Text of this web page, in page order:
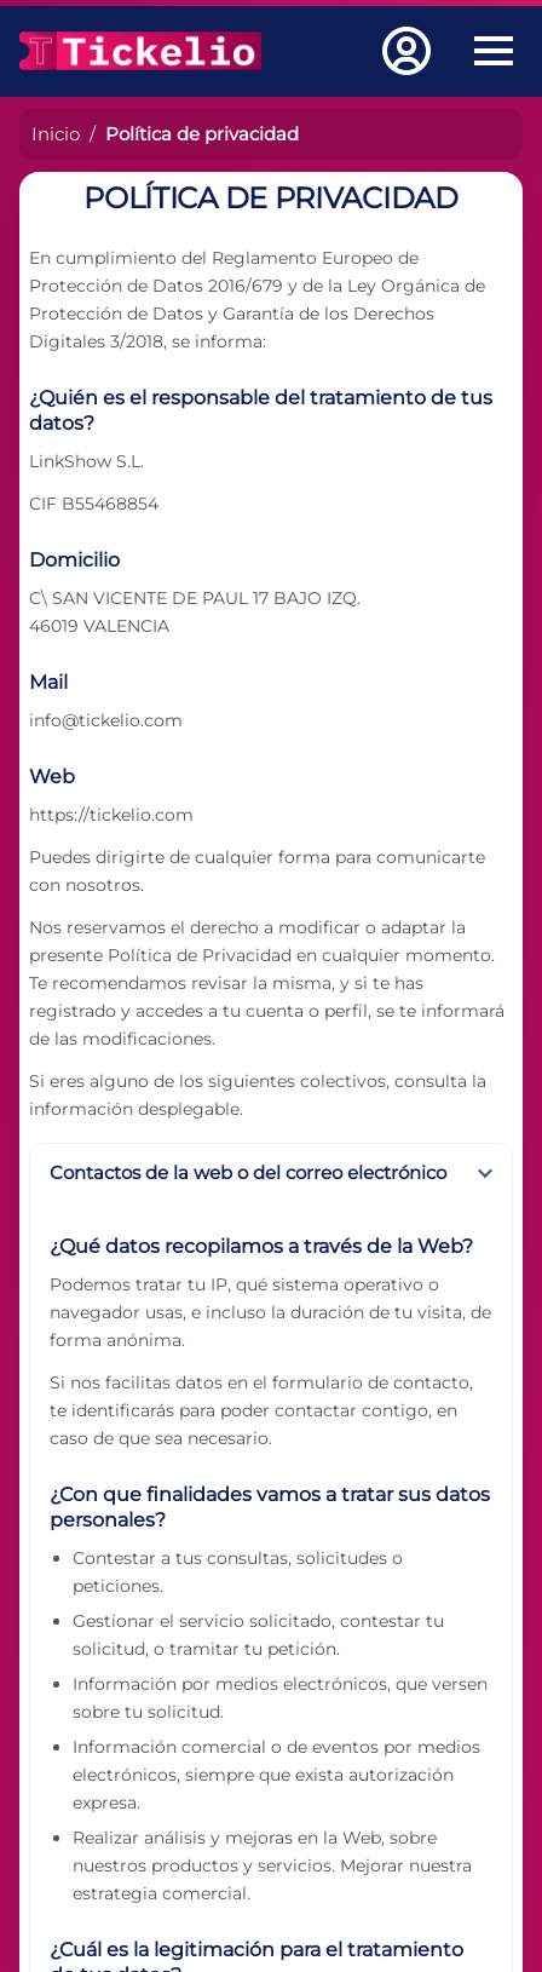
Inicio Política de privacidad
POLÍTICA DE PRIVACIDAD
En cumplimiento del Reglamento Europeo de
Protección de Datos 2016/679 y de la Ley Orgánica de
Protección de Datos y Garantía de los Derechos
Digitales 3/2018, se informa:
¿Quién es el responsable del tratamiento de tus
datos?
LinkShow S.L.
CIF B55468854
Domicilio
C\ SAN VICENTE DE PAUL 17 BAJO IZQ.
46019 VALENCIA
Mail
info@tickelio.com
Web
https://tickelio.com
Puedes dirigirte de cualquier forma para comunicarte
con nosotros.
Nos reservamos el derecho a modificar o adaptar la
presente Política de Privacidad en cualquier momento.
Te recomendamos revisar la misma, y si te has
registrado y accedes a tu cuenta o perfil, se te informará
de las modificaciones.
Si eres alguno de los siguientes colectivos, consulta la
información desplegable.
Contactos de la web o del correo electrónico
¿Qué datos recopilamos a través de la Web?
Podemos tratar tu IP, qué sistema operativo o
navegador usas, e incluso la duración de tu visita, de
forma anónima.
Si nos facilitas datos en el formulario de contacto,
te identificarás para poder contactar contigo, en
caso de que sea necesario.
¿Con que finalidades vamos a tratar sus datos
personales?
Contestar a tus consultas, solicitudes o
peticiones.
Gestionar el servicio solicitado, contestar tu
solicitud, o tramitar tu petición.
Información por medios electrónicos, que versen
sobre tu solicitud.
Información comercial o de eventos por medios
electrónicos, siempre que exista autorización
expresa.
Realizar análisis y mejoras en la Web, sobre
nuestros productos y servicios. Mejorar nuestra
estrategia comercial.
¿Cuál es la legitimación para el tratamiento